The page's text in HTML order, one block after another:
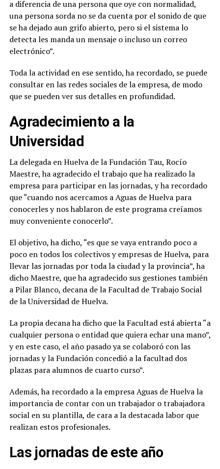
a diferencia de una persona que oye con normalidad,
una persona sorda no se da cuenta por el sonido de que
se ha dejado aun grifo abierto, pero si el sistema lo
detecta les manda un mensaje o incluso un correo
electrónico”.
Toda la actividad en ese sentido, ha recordado, se puede
consultar en las redes sociales de la empresa, de modo
que se pueden ver sus detalles en profundidad.
Agradecimiento a la
Universidad
La delegada en Huelva de la Fundación Tau, Rocío
Maestre, ha agradecido el trabajo que ha realizado la
empresa para participar en las jornadas, y ha recordado
que “cuando nos acercamos a Aguas de Huelva para
conocerles y nos hablaron de este programa creíamos
muy conveniente conocerlo”.
El objetivo, ha dicho, “es que se vaya entrando poco a
poco en todos los colectivos y empresas de Huelva, para
llevar las jornadas por toda la ciudad y la provincia”, ha
dicho Maestre, que ha agradecido sus gestiones también
a Pilar Blanco, decana de la Facultad de Trabajo Social
de la Universidad de Huelva.
La propia decana ha dicho que la Facultad está abierta “a
cualquier persona o entidad que quiera echar una mano”,
y en este caso, el año pasado ya se colaboró con las
jornadas y la Fundación concedió a la facultad dos
plazas para alumnos de cuarto curso”.
Además, ha recordado a la empresa Aguas de Huelva la
importancia de contar con un trabajador o trabajadora
social en su plantilla, de cara a la destacada labor que
realizan estos profesionales.
Las jornadas de este año